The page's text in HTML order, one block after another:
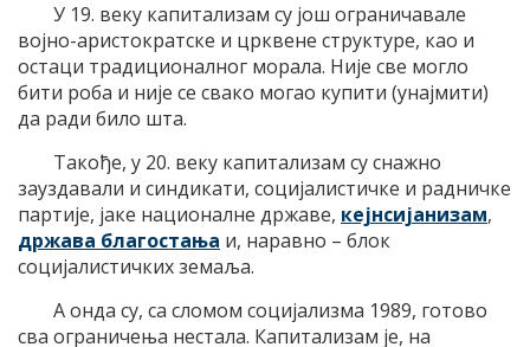
У 19. веку капитализам су још ограничавале
војно-аристократске и црквене структуре, као и
остаци традиционалног морала. Није све могло
бити роба и није се свако могао купити (унајмити)
да ради било шта.
Такође, у 20. веку капитализам су снажно
зауздавали и синдикати, социјалистичке и радничке
партије, јаке националне државе, кејнсијанизам,
држава благостања и, наравно – блок
социјалистичких земаља.
А онда су, са сломом социјализма 1989, готово
сва ограничења нестала. Капитализам је, на